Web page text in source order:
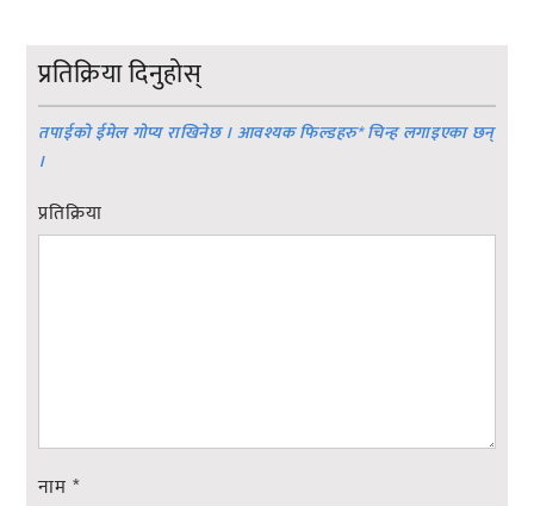
प्रतिक्रिया दिनुहोस्
तपाईको ईमेल गोप्य राखिनेछ । आवश्यक फिल्डहरु*चिन्ह लगाइएका छन्
।
प्रतिक्रिया
नाम *